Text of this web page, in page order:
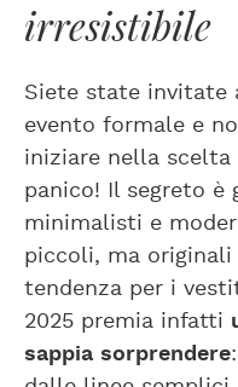
irresistibile
Siete state invitate
evento formale e
iniziare nella
panico! Il segreto è
minimalisti e
piccoli, ma originali
tendenza per i
2025 premia infatti
sappia sorprendere